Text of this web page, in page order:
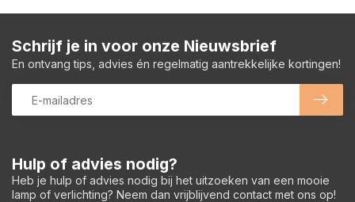
Hulp of advies nodig?
Heb je hulp of advies nodig bij het uitzoeken van een mooie
lamp of verlichting? Neem dan vrijblijvend contact met ons op!
Schrijf je in voor onze Nieuwsbrief
En ontvang tips, advies én regelmatig aantrekkelijke kortingen!